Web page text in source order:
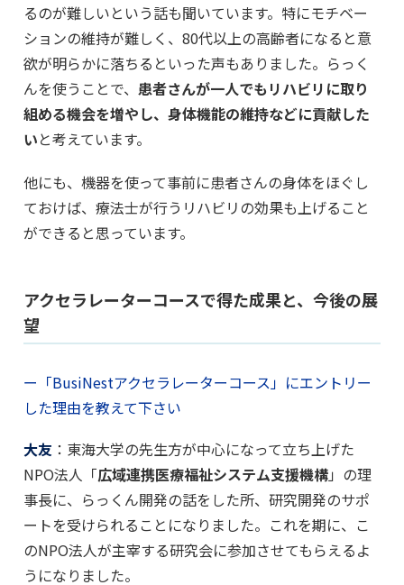
るのが難しいという話も聞いています。特にモチベー
ションの維持が難しく、80代以上の高齢者になると意
欲が明らかに落ちるといった声もありました。らっく
んを使うことで、 患者さんが一人でもリハビリに取り
組める機会を増やし、身体機能の維持などに貢献した
いと考えています。
他にも、機器を使って事前に患者さんの身体をほぐし
ておけば、療法士が行うリハビリの効果も上げること
ができると思っています。
アクセラレーターコースで得た成果と、今後の展
望
ー「BusiNestアクセラレーターコース」にエントリー
した理由を教えて下さい
大友 ：東海大学の先生方が中心になって立ち上げた
NPO法人「広域連携医療福祉システム支援機構」の理
事長に、らっくん開発の話をした所、研究開発のサポ
ートを受けられることになりました。これを期に、こ
のNPO法人が主宰する研究会に参加させてもらえるよ
うになりました。